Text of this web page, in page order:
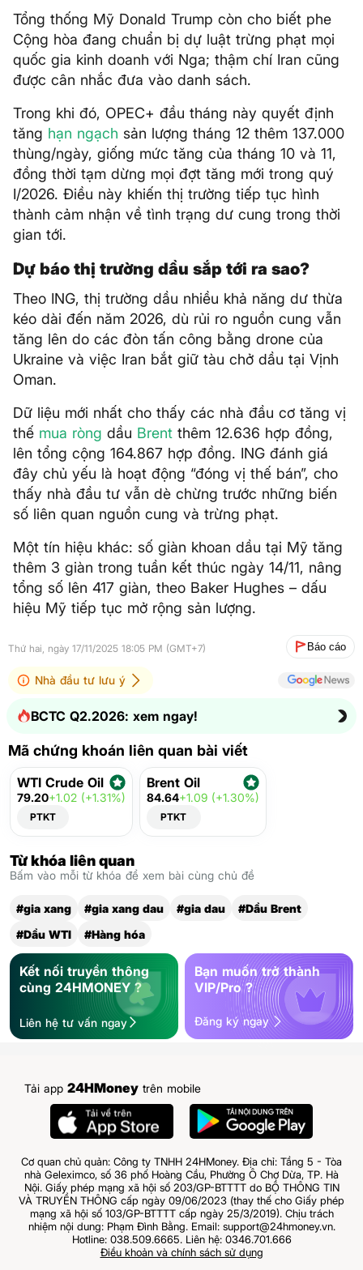
Tổng thống Mỹ Donald Trump còn cho biết phe
Cộng hòa đang chuẩn bị dự luật trừng phạt mọi
quốc gia kinh doanh với Nga; thậm chí Iran cũng
được cân nhắc đưa vào danh sách.
Trong khi đó, OPEC+ đầu tháng này quyết định
tăng hạn ngạch sản lượng tháng 12 thêm 137.000
thùng/ngày, giống mức tăng của tháng 10 và 11,
đồng thời tạm dừng mọi đợt tăng mới trong quý
I/2026. Điều này khiến thị trường tiếp tục hình
thành cảm nhận về tình trạng dư cung trong thời
gian tới.
Dự báo thị trường dầu sắp tới ra sao?
Theo ING, thị trường dầu nhiều khả năng dư thừa
kéo dài đến năm 2026, dù rủi ro nguồn cung vẫn
tăng lên do các đòn tấn công bằng drone của
Ukraine và việc Iran bắt giữ tàu chở dầu tại Vịnh
Oman.
Dữ liệu mới nhất cho thấy các nhà đầu cơ tăng vị
thế mua ròng dầu Brent thêm 12.636 hợp đồng,
lên tổng cộng 164.867 hợp đồng. ING đánh giá
đây chủ yếu là hoạt động “đóng vị thế bán”, cho
thấy nhà đầu tư vẫn dè chừng trước những biến
số liên quan nguồn cung và trừng phạt.
Một tín hiệu khác: số giàn khoan dầu tại Mỹ tăng
thêm 3 giàn trong tuần kết thúc ngày 14/11, nâng
tổng số lên 417 giàn, theo Baker Hughes – dấu
hiệu Mỹ tiếp tục mở rộng sản lượng.
Thứ hai, ngày 17/11/2025 18:05 PM (GMT+7) Báo cáo
Nhà đầu tư lưu ý
BCTC Q2.2026: xem ngay!
Mã chứng khoán liên quan bài viết
WTI Crude Oil
79.20+1.02 (+1.31%)
PTKT
Brent Oil
84.64+1.09 (+1.30%)
PTKT
Từ khóa liên quan
Bấm vào mỗi từ khóa để xem bài cùng chủ đề
#gia xang #gia xang dau #gia dau
#Dầu Brent
#Dầu WTI
#Hàng hóa
Kết nối truyền thông
cùng 24HMONEY ?
Liên hệ tư vấn ngay
Bạn muốn trở thành
VIP/Pro ?
Đăng ký ngay
Tải app 24HMoney trên mobile
Cơ quan chủ quản: Công ty TNHH 24HMoney. Địa chỉ: Tầng 5 - Tòa
nhà Geleximco, số 36 phố Hoàng Cầu, Phường Ô Chợ Dừa, TP. Hà
Nội. Giấy phép mạng xã hội số 203/GP-BTTTT do BỘ THÔNG TIN
VÀ TRUYỀN THÔNG cấp ngày 09/06/2023 (thay thế cho Giấy phép
mạng xã hội số 103/GP-BTTTT cấp ngày 25/3/2019). Chịu trách
nhiệm nội dung: Phạm Đình Bằng. Email: support@24hmoney.vn.
Hotline: 038.509.6665. Liên hệ: 0346.701.666
Điều khoản và chính sách sử dụng